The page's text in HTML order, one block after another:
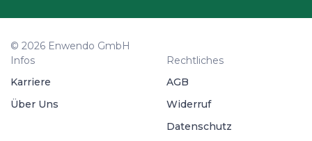
© 2026 Enwendo GmbH
Infos
Karriere
Über Uns
Rechtliches
AGB
Widerruf
Datenschutz